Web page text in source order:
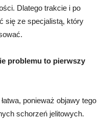
Dlatego trakcie i po
się ze specjalistą, który
problemu to pierwszy
ponieważ objawy tego
schorzeń jelitowych.